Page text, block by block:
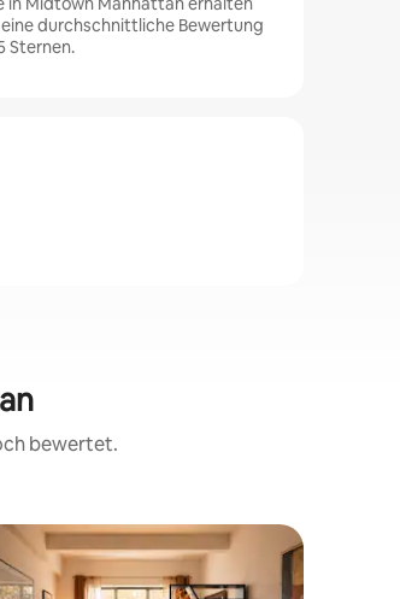
durchschnittliche Bewertung
Sternen.
bewertet.